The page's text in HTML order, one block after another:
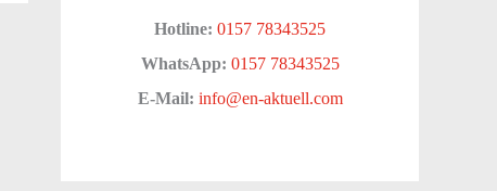
Hotline: 0157 78343525
WhatsApp: 0157 78343525
E-Mail: info@en-aktuell.com